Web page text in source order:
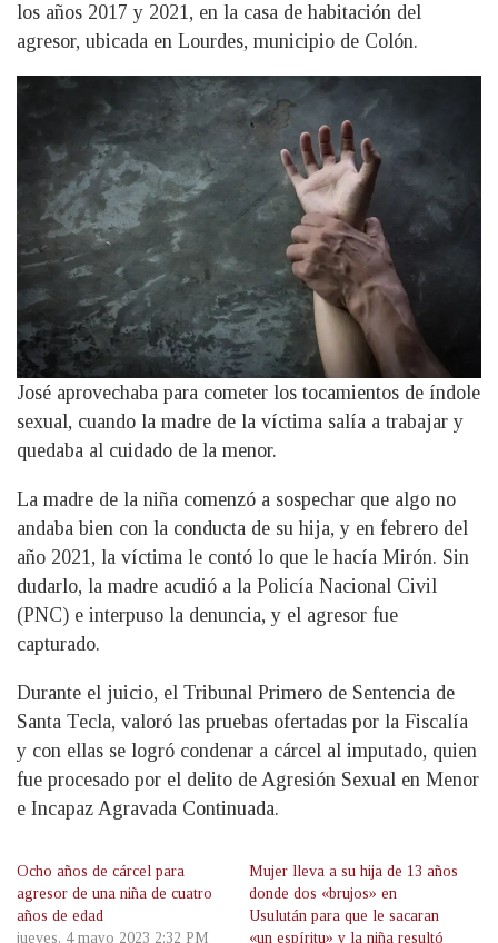
los años 2017 y 2021, en la casa de habitación del
agresor, ubicada en Lourdes, municipio de Colón.
José aprovechaba para cometer los tocamientos de índole
sexual, cuando la madre de la víctima salía a trabajar y
quedaba al cuidado de la menor.
La madre de la niña comenzó a sospechar que algo no
andaba bien con la conducta de su hija, y en febrero del
año 2021, la víctima le contó lo que le hacía Mirón. Sin
dudarlo, la madre acudió a la Policía Nacional Civil
(PNC) e interpuso la denuncia, y el agresor fue
capturado.
Durante el juicio, el Tribunal Primero de Sentencia de
Santa Tecla, valoró las pruebas ofertadas por la Fiscalía
y con ellas se logró condenar a cárcel al imputado, quien
fue procesado por el delito de Agresión Sexual en Menor
e Incapaz Agravada Continuada.
Ocho años de cárcel para
agresor de una niña de cuatro
años de edad
jueves, 4 mayo 2023 2:32 PM
Mujer lleva a su hija de 13 años
donde dos «brujos» en
Usulután para que le sacaran
«un espíritu» y la niña resultó